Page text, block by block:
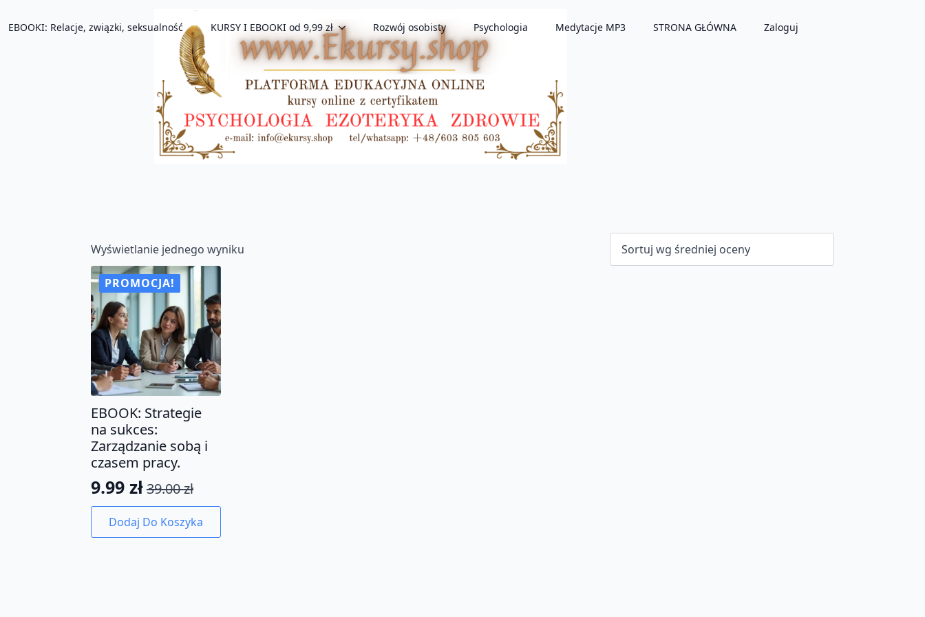
EBOOKI: Relacje, związki, seksualność KURSY I EBOOKI od 9,99 zł Rozwój osobisty Psychologia Medytacje MP3 STRONA GŁÓWNA Zaloguj
Wyświetlanie jednego wyniku
PROMOCJA!
EBOOK: Strategie
na sukces:
Zarządzanie sobą i
czasem pracy.
39.00zł
Pierwotna
cena
wynosiła:
9.99 zł
Aktualna
cena
wynosi:
Dodaj Do Koszyka